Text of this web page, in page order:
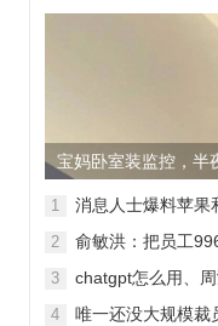
宝妈卧室装监控，半
警方已介入调查
1
消息人士爆料苹果
无现金交易、未来
2
俞敏洪：把员工
司，建议24节气都
3
chatgpt怎么用、
ChatGPT企业会被
4
唯一还没大规模裁